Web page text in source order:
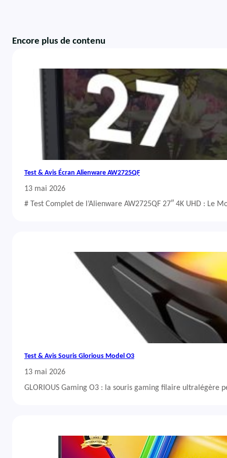
Encore plus de contenu
Test & Avis Écran Alienware AW2725QF
13 mai 2026
# Test Complet de l’Alienware AW2725QF 27″ 4K UHD : Le
Test & Avis Souris Glorious Model O3
13 mai 2026
GLORIOUS Gaming O3 : la souris gaming filaire ultralégère